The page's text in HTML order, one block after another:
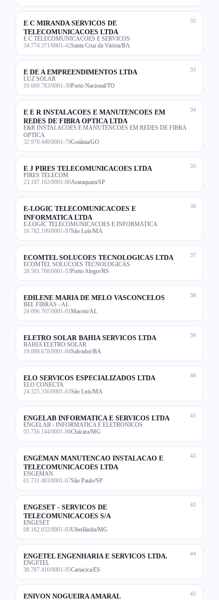
32
E C MIRANDA SERVICOS DE
TELECOMUNICACOES LTDA
E C TELECOMUNICACOES E SERVICOS
34.774.371/0001-42Santa Cruz da Vitória/BA
33
E DE A EMPREENDIMENTOS LTDA
LUZ SOLAR
16.669.783/0001-30Porto Nacional/TO
34
E E R INSTALACOES E MANUTENCOES EM
REDES DE FIBRA OPTICA LTDA
E&R INSTALACOES E MANUTENCOES EM REDES DE FIBRA
OPTICA
32.970.449/0001-79Goiânia/GO
35
E J PIRES TELECOMUNICACOES LTDA
PIRES TELECOM
23.187.162/0001-86Araraquara/SP
36
E-LOGIC TELECOMUNICACOES E
INFORMATICA LTDA
E-LOGIC TELECOMUNICACOES E INFORMATICA
16.782.199/0001-97São Luís/MA
37
ECOMTEL SOLUCOES TECNOLOGICAS LTDA
ECOMTEL SOLUCOES TECNOLOGICAS
28.561.768/0001-53Porto Alegre/RS
38
EDILENE MARIA DE MELO VASCONCELOS
BEL FIBRAS - AL
24.096.707/0001-01 Maceió/AL
39
ELETRO SOLAR BAHIA SERVICOS LTDA
BAHIA ELETRO SOLAR
19.088.678/0001-04Salvador/BA
40
ELO SERVICOS ESPECIALIZADOS LTDA
ELO CONECTA
24.325.356/0001-63São Luís/MA
41
ENGELAB INFORMATICA E SERVICOS LTDA
ENGELAB - INFORMATICA E ELETRONICOS
05.756.144/0001-96Chácara/MG
42
ENGEMAN MANUTENCAO INSTALACAO E
TELECOMUNICACOES LTDA
ENGEMAN
01.731.483/0001-67São Paulo/SP
43
ENGESET - SERVICOS DE
TELECOMUNICACOES S/A
ENGESET
08.162.032/0001-03Uberlândia/MG
44
ENGETEL ENGENHARIA E SERVICOS LTDA.
ENGETEL
30.787.410/0001-95Cariacica/ES
45
ENIVON NOGUEIRA AMARAL